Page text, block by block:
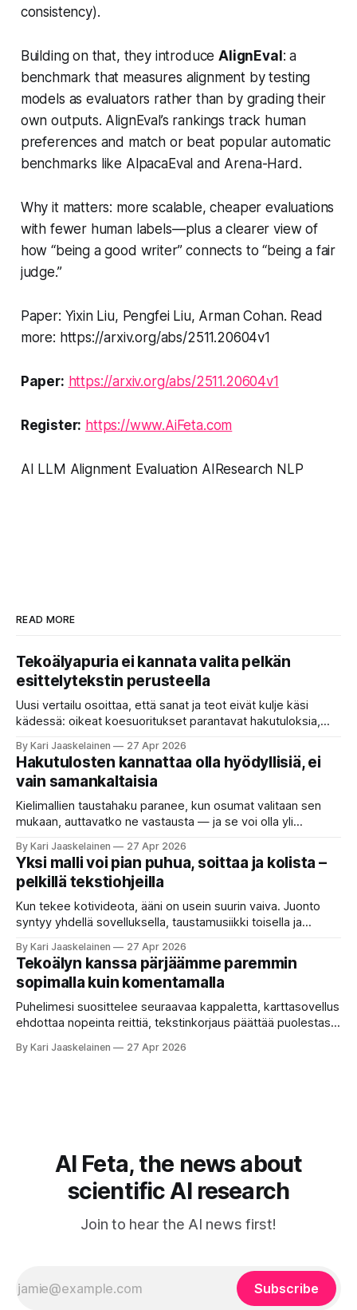
consistency).
Building on that, they introduceAlignEval : a
benchmark that measures alignment by testing
models as evaluators rather than by grading their
own outputs. AlignEval’s rankings track human
preferences and match or beat popular automatic
benchmarks like AlpacaEval and Arena-Hard.
Why it matters: more scalable, cheaper evaluations
with fewer human labels—plus a clearer view of
how “being a good writer” connects to “being a fair
judge.”
Paper: Yixin Liu, Pengfei Liu, Arman Cohan. Read
more: https://arxiv.org/abs/2511.20604v1
Paper: https://arxiv.org/abs/2511.20604v1
Register: https://www.AiFeta.com
AI LLM Alignment Evaluation AIResearch NLP
READ MORE
Tekoälyapuria ei kannata valita pelkän
esittelytekstin perusteella
Uusi vertailu osoittaa, että sanat ja teot eivät kulje käsi
kädessä: oikeat koesuoritukset parantavat hakutuloksia,
etsimässä verkosta apuria, joka hoitaisi puolestasi arjen
askareita: täyttäisi lomakkeen, järjestäisi matkasuunnitelman
tai seulisi pitkän asiakirjakasan ydinkohdat. Vastassa on
valikoima, joka muistuttaa sovelluskauppaa steroideilla.
Jokainen ”tekoälyagentti” lupaa paljon
By Kari Jaaskelainen 27 Apr 2026
Hakutulosten kannattaa olla hyödyllisiä, ei
vain samankaltaisia
Kielimallien taustahaku paranee, kun osumat valitaan sen
mukaan, auttavatko ne vastausta — ja se voi olla yli
että kysyt työpaikan chat-robotilta: “Mitä viime kuun
kokouspäiväkirjassa päätettiin etätyöpäivistä?” Robotti
selaa arkistoja ja poimii sinulle pätkän, jossa toistellaan, mitä
etätyö tarkoittaa. Teksti on aiheeltaan lähellä kysymystä,
By Kari Jaaskelainen 27 Apr 2026
Yksi malli voi pian puhua, soittaa ja kolista –
pelkillä tekstiohjeilla
Kun tekee kotivideota, ääni on usein suurin vaiva. Juonto
syntyy yhdellä sovelluksella, taustamusiikki toisella ja
erilaisia komentoja, eikä mikään niistä oikein “puhu”
toistensa kanssa. Lopputulos on pienen palapelityön tulos.
Vuosia on ajateltu, että näin tämän kuuluukin mennä. Puhe
on sanoja ja lauseita – hyvin jäsenneltyä.
By Kari Jaaskelainen 27 Apr 2026
Tekoälyn kanssa pärjäämme paremmin
sopimalla kuin komentamalla
Puhelimesi suosittelee seuraavaa kappaletta, karttasovellus
ehdottaa nopeinta reittiä, tekstinkorjaus päättää puolestasi,
tottelee sinua sokeasti. Useammin huomaat itse
By Kari Jaaskelainen 27 Apr 2026
AI Feta, the news about
scientific AI research
Join to hear the AI news first!
Subscribe